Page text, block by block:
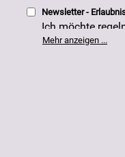
Newsletter -
Ich möchte
Angebote per E-Mail
Mail-Adresse
Mehr anzeigen ...